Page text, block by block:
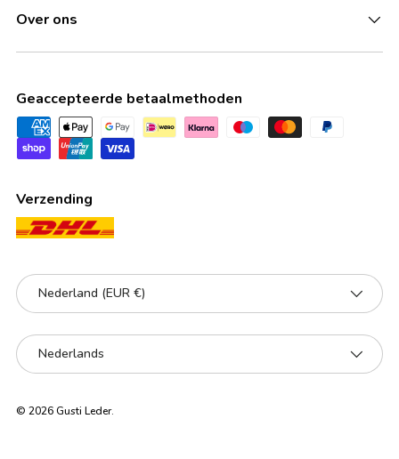
Over ons
Geaccepteerde betaalmethoden
Verzending
Land/Regio
Nederland (EUR €)
Taal
Nederlands
© 2026Gusti Leder.